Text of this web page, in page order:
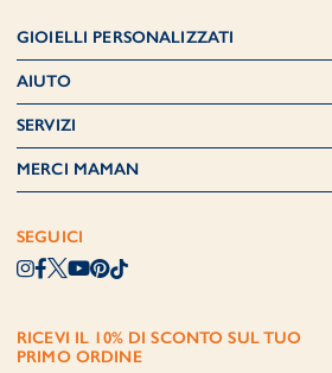
GIOIELLI PERSONALIZZATI
AIUTO
SERVIZI
MERCI MAMAN
SEGUICI
RICEVI IL 10% DI SCONTO SUL TUO
PRIMO ORDINE